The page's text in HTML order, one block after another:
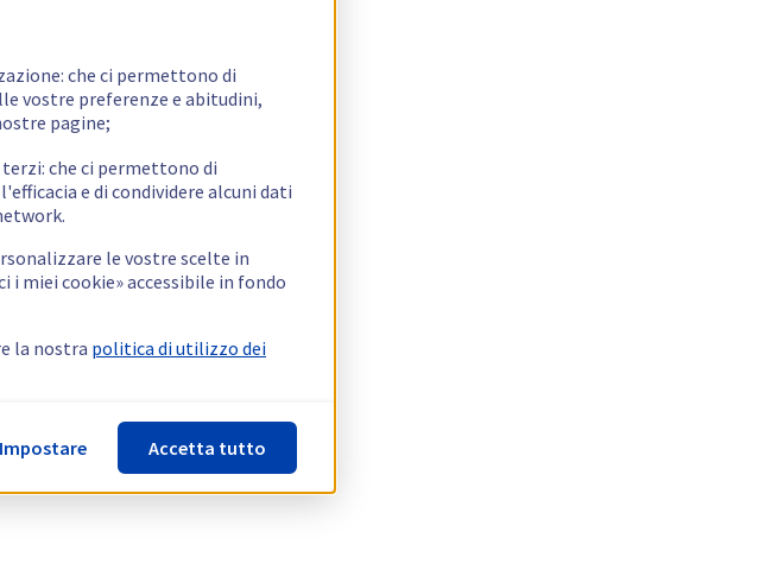
che ci permettono di
vostre preferenze e abitudini,
pagine;
che ci permettono di
e di condividere alcuni dati
le vostre scelte in
i miei cookie» accessibile in fondo
la nostra politica di utilizzo dei
Impostare Accetta tutto